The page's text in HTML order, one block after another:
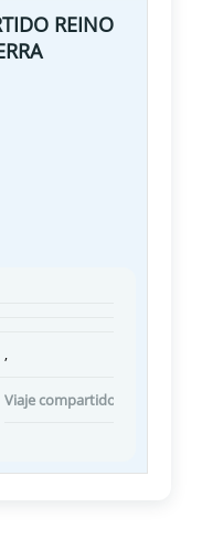
REINO
,
Viaje compartido Preferencias